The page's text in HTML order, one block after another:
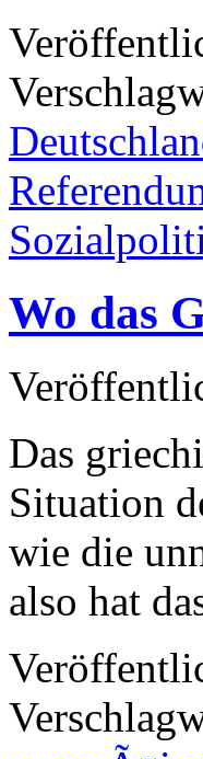
Wo das
Das
Situation
wie die
also hat